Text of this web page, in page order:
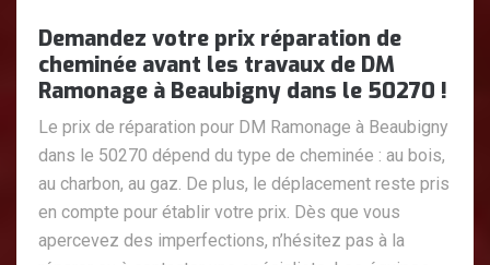
Demandez votre prix réparation de
cheminée avant les travaux de DM
Ramonage à Beaubigny dans le 50270 !
Le prix de réparation pour DM Ramonage à Beaubigny
dans le 50270 dépend du type de cheminée : au bois,
au charbon, au gaz. De plus, le déplacement reste pris
en compte pour établir votre prix. Dès que vous
apercevez des imperfections, n’hésitez pas à la